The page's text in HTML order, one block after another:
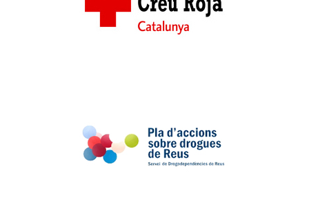
Cruz Roja
Servicio de
Drogodependencias de
Reus